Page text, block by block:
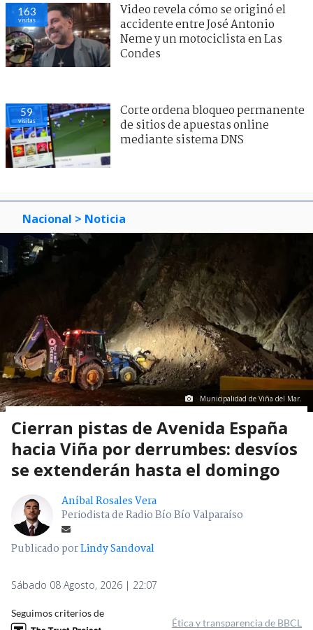
163
visitas
Video revela cómo se originó el
accidente entre José Antonio
Neme y un motociclista en Las
Condes
59
visitas
Corte ordena bloqueo permanente
de sitios de apuestas online
mediante sistema DNS
Nacional > Noticia
Municipalidad de Viña del Mar.
Cierran pistas de Avenida España
hacia Viña por derrumbes: desvíos
se extenderán hasta el domingo
Aníbal Rosales Vera
Periodista de Radio Bío Bío Valparaíso
Publicado porLindy Sandoval
Sábado 08 Agosto, 2026 | 22:07
Seguimos criterios de
Ética y transparencia de BBCL